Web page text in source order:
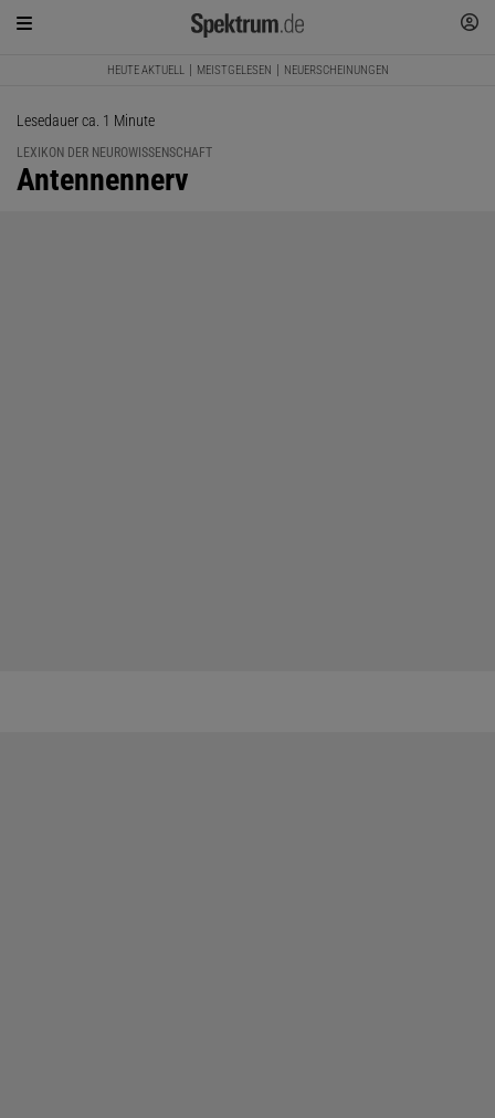
HEUTE AKTUELL MEISTGELESEN NEUERSCHEINUNGEN
Lesedauer ca. 1 Minute
LEXIKON DER NEUROWISSENSCHAFT
:
Antennennerv